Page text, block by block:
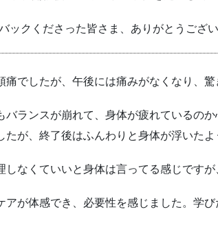
ックくださった皆さま、ありがとうござい
痛でしたが、午後には痛みがなくなり、驚
バランスが崩れて、身体が疲れているの
たが、終了後はふんわりと身体が浮いた
しなくていいと身体は言ってる感じですが
アが体感でき、必要性を感じました。学